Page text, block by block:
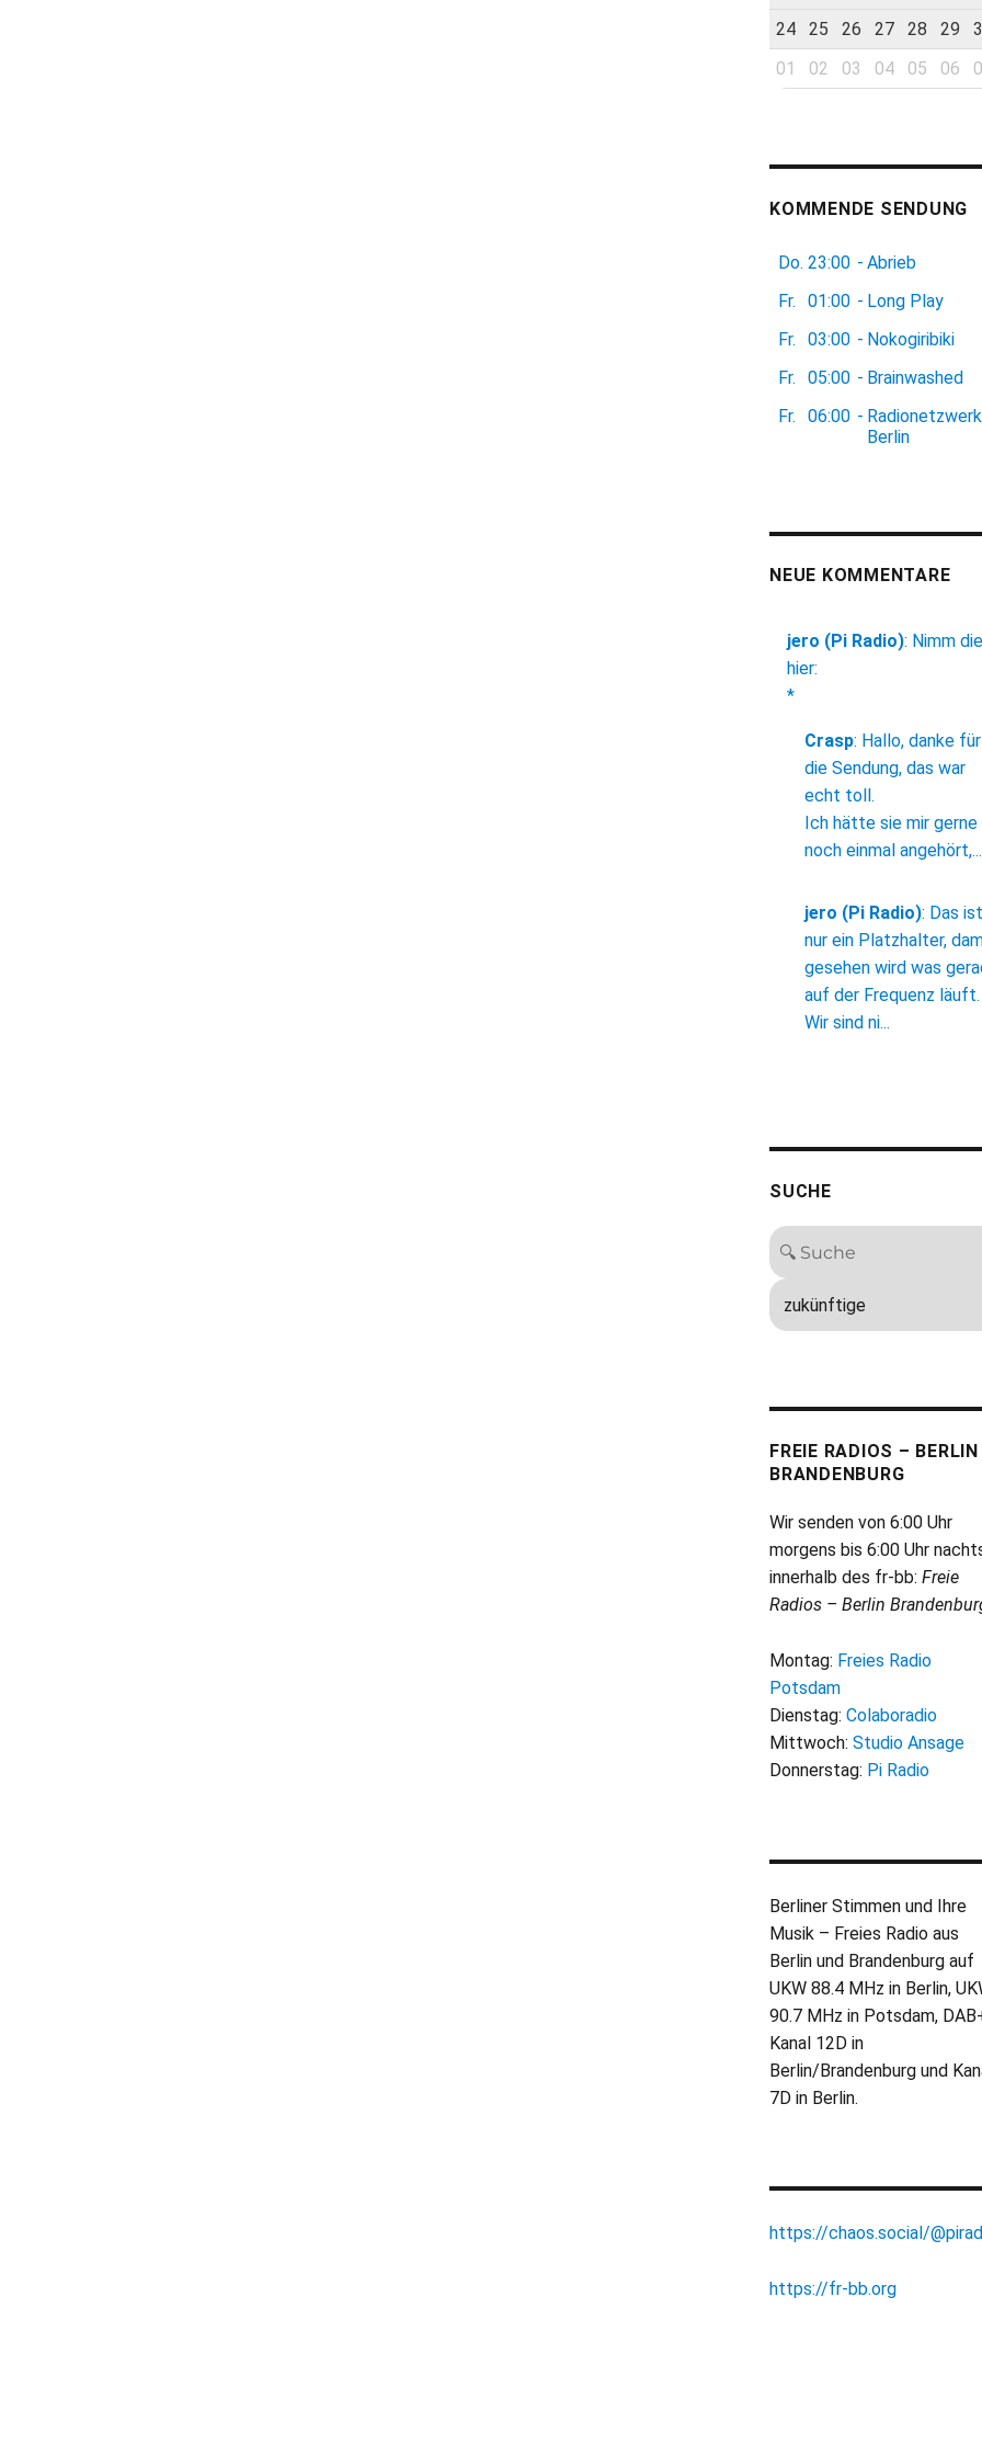
24
25 26 27 28 29
01
02 03 04 05 06
KOMMENDE SENDUNG
Do. 23:00 - Abrieb
Fr.
01:00 - Long Play
Fr.
03:00 - Nokogiribiki
Fr.
05:00 - Brainwashed
Fr.
06:00 - Radionetzwerk
Berlin
NEUE KOMMENTARE
jero (Pi Radio): Nimm die
hier:
*
Crasp: Hallo, danke für
die Sendung, das war
echt toll.
Ich hätte sie mir gerne
noch einmal angehört,...
jero (Pi Radio): Das ist
nur ein Platzhalter,
gesehen wird was
auf der Frequenz läuft.
Wir sind ni...
SUCHE
FREIE RADIOS – BERLIN
BRANDENBURG
Wir senden von 6:00 Uhr
morgens bis 6:00 Uhr
innerhalb des fr-bb: Freie
Radios – Berlin
Montag: Freies Radio
Potsdam
Dienstag: Colaboradio
Mittwoch: Studio Ansage
Donnerstag: Pi Radio
Berliner Stimmen und Ihre
Musik – Freies Radio aus
Berlin und Brandenburg auf
UKW 88.4 MHz in Berlin,
90.7 MHz in Potsdam,
Kanal 12D in
Berlin/Brandenburg und
7D in Berlin.
https://chaos.social/
https://fr-bb.org